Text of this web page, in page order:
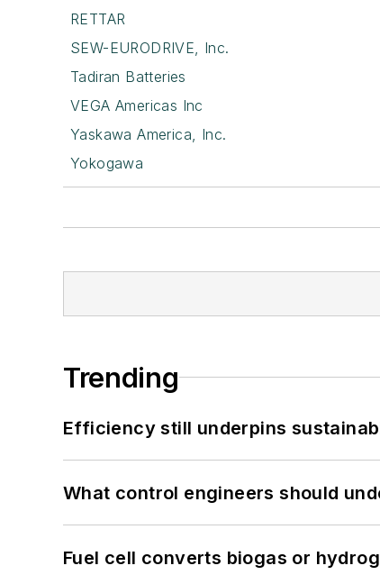
RETTAR
SEW-EURODRIVE, Inc.
Tadiran Batteries
VEGA Americas Inc
Yaskawa America, Inc.
Yokogawa
Trending
Efficiency still underpins
What control engineers should
Fuel cell converts biogas or